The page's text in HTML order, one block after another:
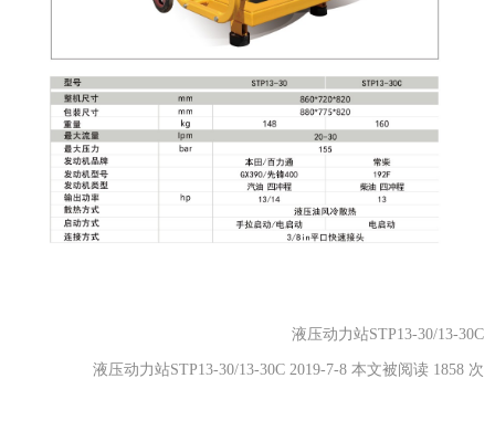
液压动力站STP13-30/13-30C
液压动力站STP13-30/13-30C 2019-7-8 本文被阅读 1858 次